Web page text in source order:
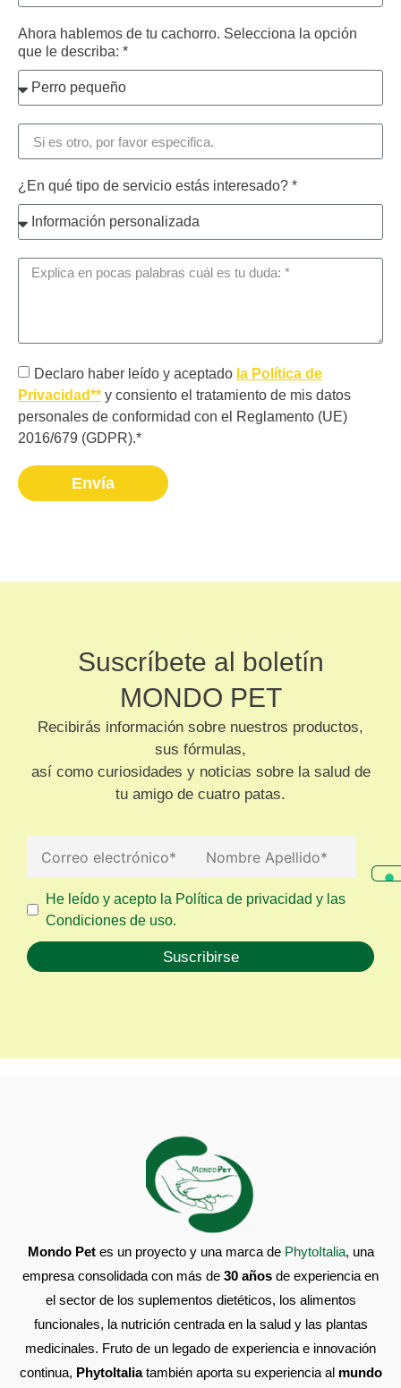
Ahora hablemos de tu cachorro. Selecciona la opción
que le describa: *
¿En qué tipo de servicio estás interesado? *
Declaro haber leído y aceptado la Política de
Privacidad** y consiento el tratamiento de mis datos
personales de conformidad con el Reglamento (UE)
2016/679 (GDPR).*
Envía
Suscríbete al boletín
MONDO PET
Recibirás información sobre nuestros productos,
sus fórmulas,
así como curiosidades y noticias sobre la salud de
tu amigo de cuatro patas.
He leído y acepto la Política de privacidad y las
Condiciones de uso.
Mondo Petes un proyecto y una marca de PhytoItalia, una
empresa consolidada con más de 30 años de experiencia en
el sector de los suplementos dietéticos, los alimentos
funcionales, la nutrición centrada en la salud y las plantas
medicinales. Fruto de un legado de experiencia e innovación
continua, PhytoItaliatambién aporta su experiencia al mundo